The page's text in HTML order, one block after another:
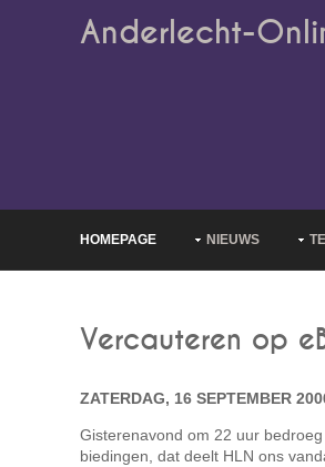
Anderlecht-
HOMEPAGE NIEUWS
Vercauteren op
ZATERDAG, 16 SEPTEMBER
Gisterenavond om 22 uur
biedingen, dat deelt HLN ons